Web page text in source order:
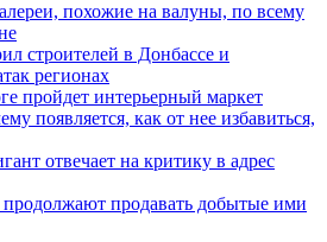
похожие на валуны, по всему
строителей в Донбассе и
регионах
пройдет интерьерный маркет
появляется, как от нее избавиться,
отвечает на критику в адрес
продавать добытые ими